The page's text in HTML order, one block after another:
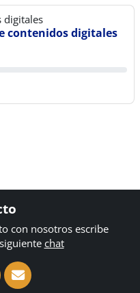
digitales
contenidos digitales
con nosotros escribe
chat